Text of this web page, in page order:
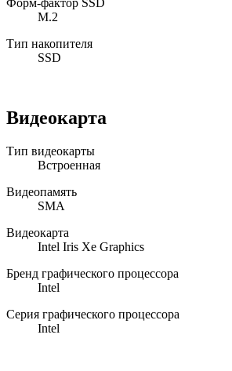
Форм-фактор SSD
M.2
Тип накопителя
SSD
Видеокарта
Тип видеокарты
Встроенная
Видеопамять
SMA
Видеокарта
Intel Iris Xe Graphics
Бренд графического процессора
Intel
Серия графического процессора
Intel